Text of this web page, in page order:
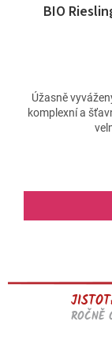
BIO
Úžasně
komplexní a
ROČNĚ